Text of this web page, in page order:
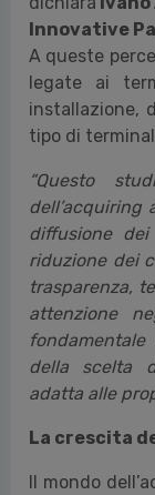
Innovative
A queste
legate ai
installazione,
tipo di
“Questo
dell’acquiring
diffusione
riduzione dei
trasparenza,
attenzione
della scelta
adatta alle
La crescita
Il mondo